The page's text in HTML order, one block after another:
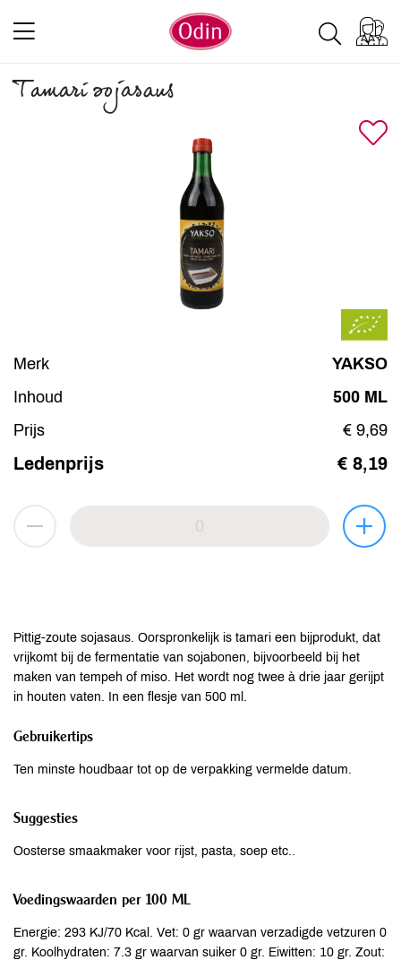
Tamari sojasaus
Merk
YAKSO
Inhoud
500 ML
Prijs
€ 9,69
Ledenprijs € 8,19
Pittig-zoute sojasaus. Oorspronkelijk is tamari een bijprodukt, dat
vrijkomt bij de fermentatie van sojabonen, bijvoorbeeld bij het
maken van tempeh of miso. Het wordt nog twee à drie jaar gerijpt
in houten vaten. In een flesje van 500 ml.
Gebruikertips
Ten minste houdbaar tot op de verpakking vermelde datum.
Suggesties
Oosterse smaakmaker voor rijst, pasta, soep etc..
Voedingswaarden per 100 ML
Energie: 293 KJ/70 Kcal. Vet: 0 gr waarvan verzadigde vetzuren 0
gr. Koolhydraten: 7.3 gr waarvan suiker 0 gr. Eiwitten: 10 gr. Zout: